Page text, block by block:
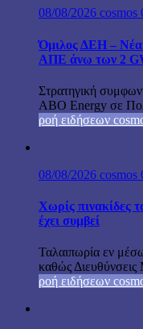
08/08/2026 cosmos
Όμιλος ΔΕΗ – Νέα
ΑΠΕ άνω των 2
Στρατηγική
ABO Energy σε
ροή ειδήσεων
08/08/2026 cosmos
Χωρίς πινακίδες
έχει συμβεί
Ταλαιπωρία εν
καθώς
ροή ειδήσεων